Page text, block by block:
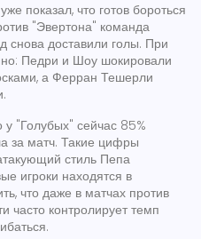
показал, что готов бороться
"Эвертона" команда
снова доставили голы. При
Педри и Шоу шокировали
а Ферран Тешерли
у "Голубых" сейчас 85%
за матч. Такие цифры
стиль Пепа
игроки находятся в
что даже в матчах против
часто контролирует темп